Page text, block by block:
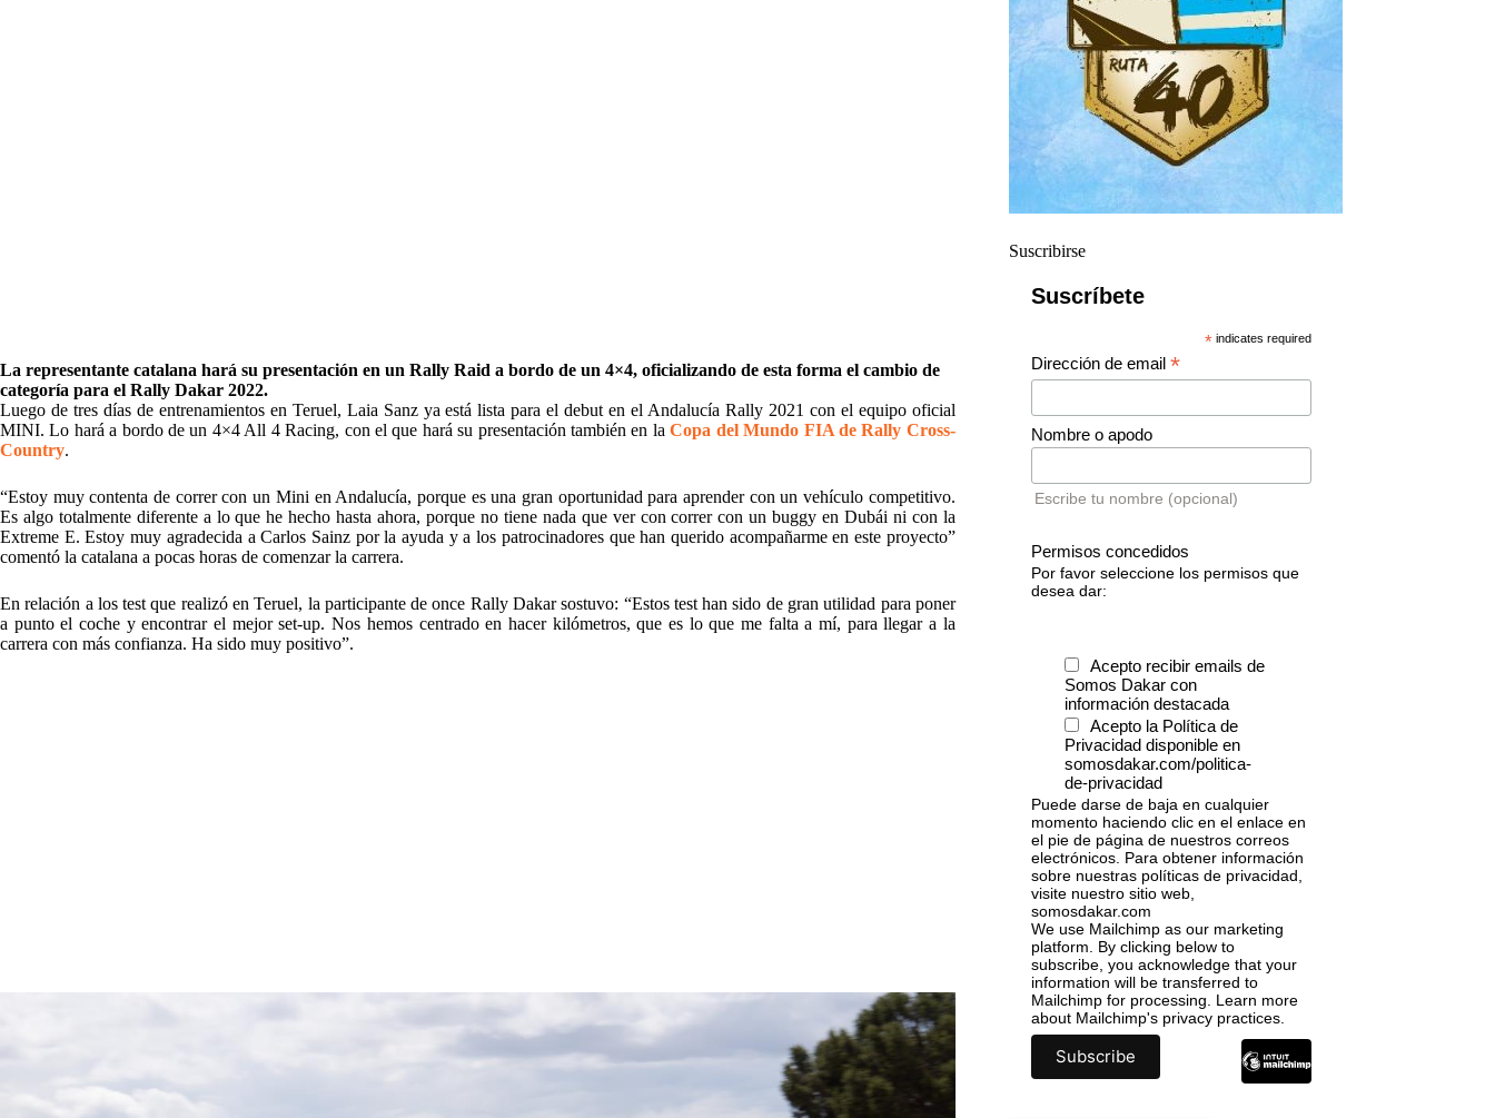
La representante catalana hará su presentación en un Rally Raid a bordo de un 4×4, oficializando de esta forma el cambio de
categoría para el Rally Dakar 2022.
Luego de tres días de entrenamientos en Teruel, Laia Sanz ya está lista para el debut en el Andalucía Rally 2021 con el equipo oficial
MINI. Lo hará a bordo de un 4×4 All 4 Racing, con el que hará su presentación también en la Copa del Mundo FIA de Rally Cross-
Country.
“Estoy muy contenta de correr con un Mini en Andalucía, porque es una gran oportunidad para aprender con un vehículo competitivo.
Es algo totalmente diferente a lo que he hecho hasta ahora, porque no tiene nada que ver con correr con un buggy en Dubái ni con la
Extreme E. Estoy muy agradecida a Carlos Sainz por la ayuda y a los patrocinadores que han querido acompañarme en este proyecto”
comentó la catalana a pocas horas de comenzar la carrera.
En relación a los test que realizó en Teruel, la participante de once Rally Dakar sostuvo: “Estos test han sido de gran utilidad para poner
a punto el coche y encontrar el mejor set-up. Nos hemos centrado en hacer kilómetros, que es lo que me falta a mí, para llegar a la
carrera con más confianza. Ha sido muy positivo”.
Suscribirse
Suscríbete
* indicates required
Dirección de email*
Nombre o apodo
Escribe tu nombre (opcional)
Permisos concedidos
Por favor seleccione los permisos que
desea dar:
Acepto recibir emails de
Somos Dakar con
información destacada
Acepto la Política de
Privacidad disponible en
somosdakar.com/politica-
de-privacidad
Puede darse de baja en cualquier
momento haciendo clic en el enlace en
el pie de página de nuestros correos
electrónicos. Para obtener información
sobre nuestras políticas de privacidad,
visite nuestro sitio web,
somosdakar.com
We use Mailchimp as our marketing
platform. By clicking below to
subscribe, you acknowledge that your
information will be transferred to
Mailchimp for processing. Learn more
about Mailchimp's privacy practices.